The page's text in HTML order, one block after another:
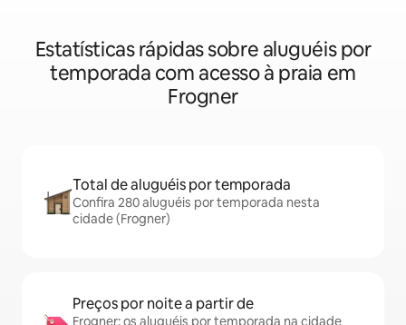
Estatísticas rápidas sobre aluguéis por
temporada com acesso à praia em
Frogner
Total de aluguéis por temporada
Confira 280 aluguéis por temporada nesta
cidade (Frogner)
Preços por noite a partir de
Frogner: os aluguéis por temporada na cidade